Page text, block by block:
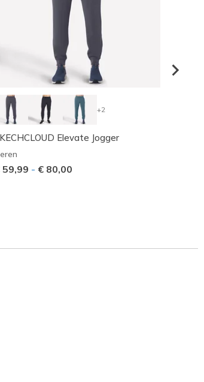
+2
Elevate Jogger
59,99 - € 80,00